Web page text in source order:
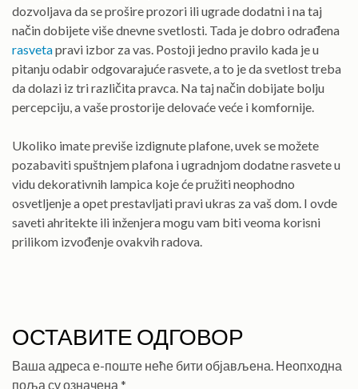
dozvoljava da se prošire prozori ili ugrade dodatni i na taj
način dobijete više dnevne svetlosti. Tada je dobro odrađena
rasvetapravi izbor za vas. Postoji jedno pravilo kada je u
pitanju odabir odgovarajuće rasvete, a to je da svetlost treba
da dolazi iz tri različita pravca. Na taj način dobijate bolju
percepciju, a vaše prostorije delovaće veće i komfornije.
Ukoliko imate previše izdignute plafone, uvek se možete
pozabaviti spuštnjem plafona i ugradnjom dodatne rasvete u
vidu dekorativnih lampica koje će pružiti neophodno
osvetljenje a opet prestavljati pravi ukras za vaš dom. I ovde
saveti ahritekte ili inženjera mogu vam biti veoma korisni
prilikom izvođenje ovakvih radova.
ОСТАВИТЕ ОДГОВОР
Ваша адреса е-поште неће бити објављена. Неопходна
поља су означена *